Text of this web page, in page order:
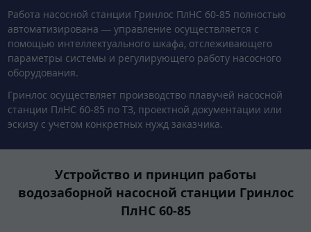
Работа насосной станции Гринлос ПлНС 60-85 полностью
автоматизирована — управление осуществляется с
помощью интеллектуального шкафа, отслеживающего
параметры системы и регулирующего работу насосного
оборудования.
Гринлос осуществляет производство плавучей насосной
станции ПлНС 60-85 по ТЗ, проектной документации или
эскизу с учетом конкретных нужд заказчика.
Устройство и принцип работы
водозаборной насосной станции Гринлос
ПлНС 60-85